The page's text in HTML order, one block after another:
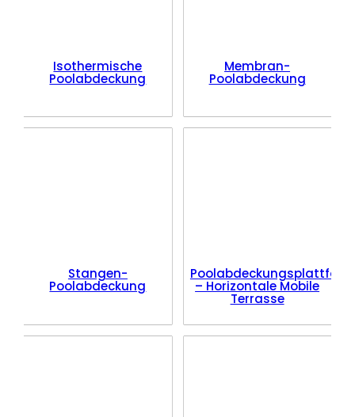
Isothermische
Poolabdeckung
Membran-
Poolabdeckung
Stangen-
Poolabdeckung
Poolabdeckungsplattform
– Horizontale Mobile
Terrasse